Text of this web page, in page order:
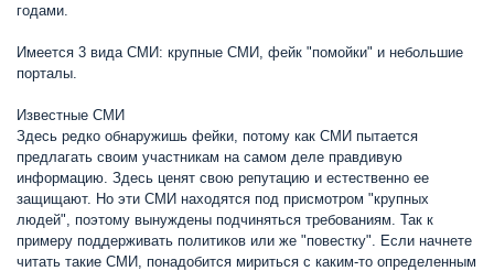
годами.
Имеется 3 вида СМИ: крупные СМИ, фейк "помойки" и небольшие
порталы.
Известные СМИ
Здесь редко обнаружишь фейки, потому как СМИ пытается
предлагать своим участникам на самом деле правдивую
информацию. Здесь ценят свою репутацию и естественно ее
защищают. Но эти СМИ находятся под присмотром "крупных
людей", поэтому вынуждены подчиняться требованиям. Так к
примеру поддерживать политиков или же "повестку". Если начнете
читать такие СМИ, понадобится мириться с каким-то определенным